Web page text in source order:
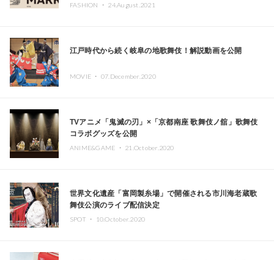
FASHION ・ 24.August.2021
江戸時代から続く岐阜の地歌舞伎！解説動画を公開
MOVIE ・ 07.December.2020
TVアニメ「鬼滅の刃」×「京都南座 歌舞伎ノ舘」歌舞伎
コラボグッズを公開
ANIME&GAME ・ 21.October.2020
世界文化遺産「富岡製糸場」で開催される市川海老蔵歌
舞伎公演のライブ配信決定
SPOT ・ 10.October.2020